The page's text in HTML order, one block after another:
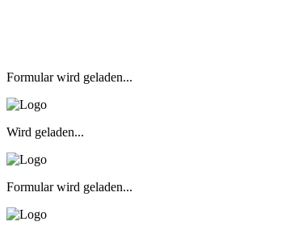
Formular wird geladen...
Wird geladen...
Formular wird geladen...